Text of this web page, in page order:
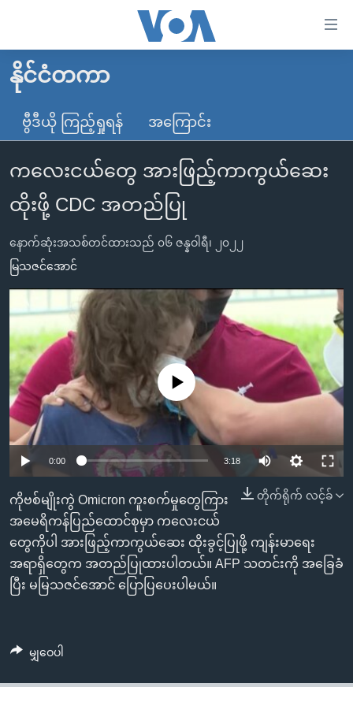
လွယ်ကူ
စေ
သည့်
များ
ပင်မ
သို့
ကျော်
ကြည့်
ရန်
ပင်မ
အ
ညွန်း
စာမျက်နှာ
သို့
ကျော်
ကြည့်
ရှာဖွေ
ရန်
နေရာ
သို့
ကျော်
မူလစာမျက်နှာ
မြန်မာ
ကမ္ဘာ့သတင်းများ
နိုင်ငံတကာ
အမေရိကန်
အစ္စရေး-ပါလက်စတိုင်း
ဗွီဒီယို
သတင်းလွတ်လပ်ခွင့်
ရပ်ဝန်းတခု လမ်းတခု အလွန်
အင်္ဂလိပ်စာလေ့လာမယ်
မကြေးမုံရဲ့ အင်္ဂလိပ်စာ
ရုပ်ရှင်ထဲက အင်္ဂလိပ်စာ
သုတပဒေသာ အင်္ဂလိပ်စာ
ရေဒီယို
တီဗွီ
ရေဒီယိုနှင့်ရုပ်သံ အချက်အလက်များ
ရေဒီယို/တီဗွီအစီအစဉ်
Learning English
ဗွီအိုအေ လူမှုကွန်ယက်များ
ဘာသာစကားများ
နိုင်ငံတကာ
ဗွီဒီယို ကြည့်ရှုရန် အကြောင်း
ကလေးငယ်တွေ အားဖြည့်ကာကွယ်ဆေး
ထိုးဖို့ CDC အတည်ပြု
နောက်ဆုံးအသစ်တင်ထားသည် ၀၆ ဇန္နဝါရီ၊ ၂၀၂၂
မြသဇင်အောင်
No media source currently available
0:00 3:18
တိုက်ရိုက် လင့်ခ်
ကိုဗစ်မျိုးကွဲ Omicron ကူးစက်မှုတွေကြား
အမေရိကန်ပြည်ထောင်စုမှာ ကလေးငယ်
တွေကိုပါ အားဖြည့်ကာကွယ်ဆေး ထိုးခွင့်ပြုဖို့ ကျန်းမာရေး
အရာရှိတွေက အတည်ပြုထားပါတယ်။ AFP သတင်းကို အခြေခံ
ပြီး မမြသဇင်အောင် ပြောပြပေးပါမယ်။
မျှဝေပါ